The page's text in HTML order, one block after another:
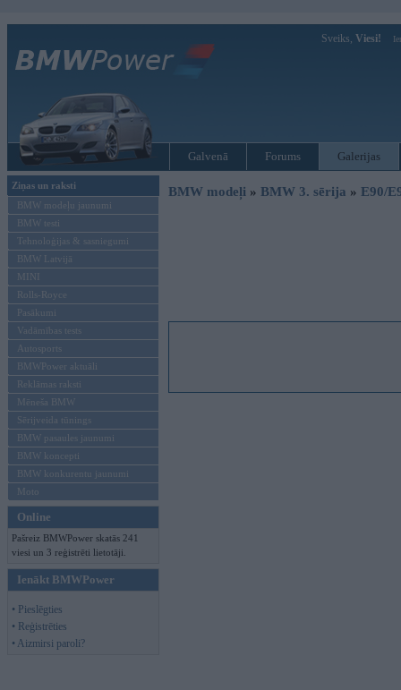
Sveiks, Viesi!
Galvenā Forums Galerijas
Ziņas un raksti
BMW modeļu jaunumi
BMW testi
Tehnoloģijas & sasniegumi
BMW Latvijā
MINI
Rolls-Royce
Pasākumi
Vadāmības tests
Autosports
BMWPower aktuāli
Reklāmas raksti
Mēneša BMW
Sērijveida tūnings
BMW pasaules jaunumi
BMW koncepti
BMW konkurentu jaunumi
Moto
Online
Pašreiz BMWPower skatās 241
viesi un 3 reģistrēti lietotāji.
Ienākt BMWPower
• Pieslēgties
• Reģistrēties
• Aizmirsi paroli?
BMW modeļi » BMW 3. sērija » E90/